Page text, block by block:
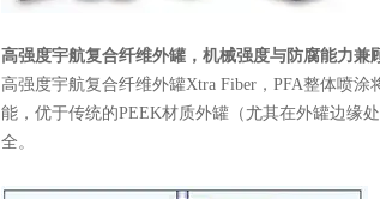
高强度宇航复合纤维外罐，机械强度与防腐能力兼
高强度宇航复合纤维外罐Xtra Fiber，PFA整体喷
能，优于传统的PEEK材质外罐（尤其在外罐边缘
全。